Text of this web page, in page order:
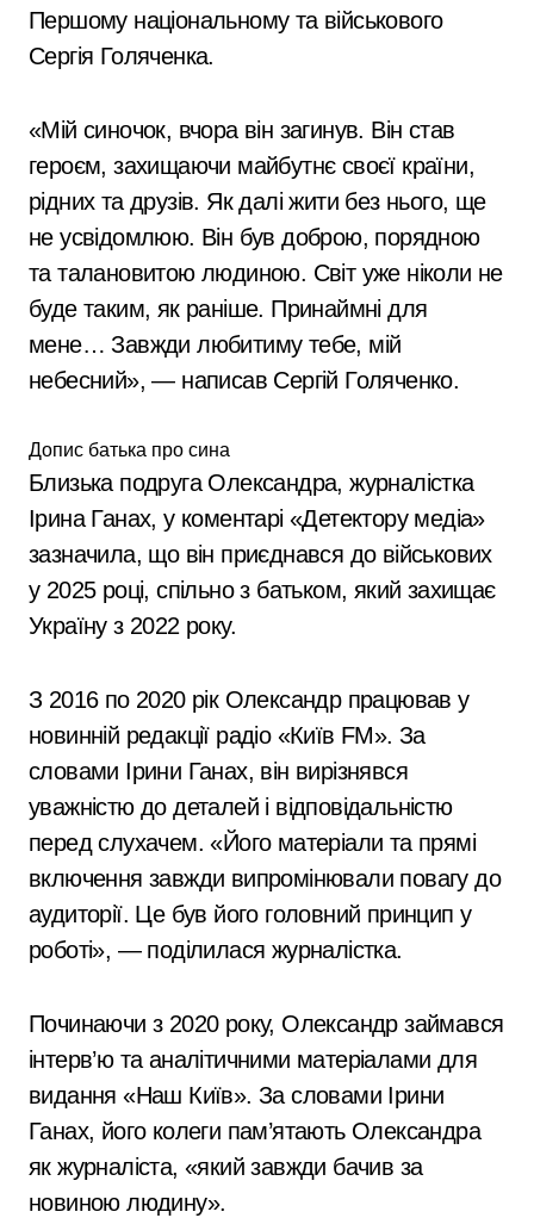
Першому національному та військового
Сергія Голяченка.
«Мій синочок, вчора він загинув. Він став
героєм, захищаючи майбутнє своєї країни,
рідних та друзів. Як далі жити без нього, ще
не усвідомлюю. Він був доброю, порядною
та талановитою людиною. Світ уже ніколи не
буде таким, як раніше. Принаймні для
мене… Завжди любитиму тебе, мій
небесний», — написав Сергій Голяченко.
Допис батька про сина
Близька подруга Олександра, журналістка
Ірина Ганах, у коментарі «Детектору медіа»
зазначила, що він приєднався до військових
у 2025 році, спільно з батьком, який захищає
Україну з 2022 року.
З 2016 по 2020 рік Олександр працював у
новинній редакції радіо «Київ FM». За
словами Ірини Ганах, він вирізнявся
уважністю до деталей і відповідальністю
перед слухачем. «Його матеріали та прямі
включення завжди випромінювали повагу до
аудиторії. Це був його головний принцип у
роботі», — поділилася журналістка.
Починаючи з 2020 року, Олександр займався
інтерв’ю та аналітичними матеріалами для
видання «Наш Київ». За словами Ірини
Ганах, його колеги пам’ятають Олександра
як журналіста, «який завжди бачив за
новиною людину».